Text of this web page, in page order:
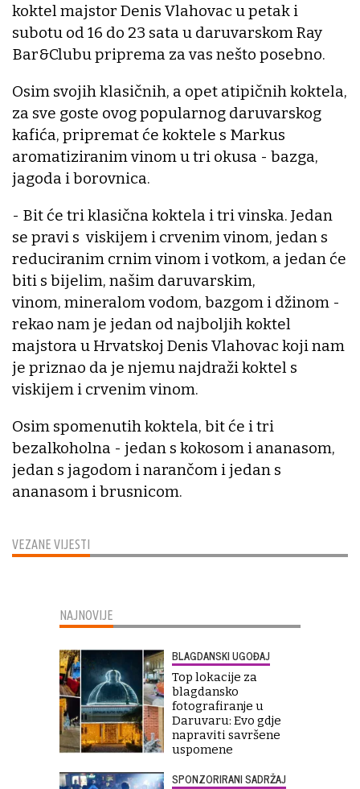
VEZANE VIJESTI
koktel majstor Denis Vlahovac u petak i
subotu od 16 do 23 sata u daruvarskom Ray
Bar&Clubu priprema za vas nešto posebno.
Osim svojih klasičnih, a opet atipičnih koktela,
za sve goste ovog popularnog daruvarskog
kafića, pripremat će koktele s Markus
aromatiziranim vinom u tri okusa - bazga,
jagoda i borovnica.
- Bit će tri klasična koktela i tri vinska. Jedan
se pravi s viskijem i crvenim vinom, jedan s
reduciranim crnim vinom i votkom, a jedan će
biti s bijelim, našim daruvarskim,
vinom, mineralom vodom, bazgom i džinom -
rekao nam je jedan od najboljih koktel
majstora u Hrvatskoj Denis Vlahovac koji nam
je priznao da je njemu najdraži koktel s
viskijem i crvenim vinom.
Osim spomenutih koktela, bit će i tri
bezalkoholna - jedan s kokosom i ananasom,
jedan s jagodom i narančom i jedan s
ananasom i brusnicom.
NAJNOVIJE
BLAGDANSKI UGOĐAJ
Top lokacije za
blagdansko
fotografiranje u
Daruvaru: Evo gdje
napraviti savršene
uspomene
SPONZORIRANI SADRŽAJ